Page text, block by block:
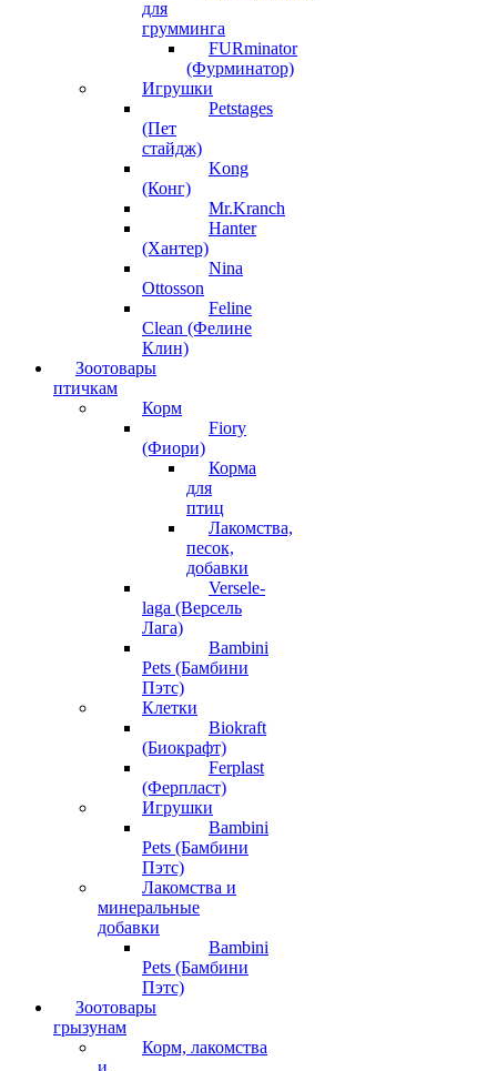
для
грумминга
FURminator
(Фурминатор)
Игрушки
Petstages
(Пет
стайдж)
Kong
(Конг)
Mr.Kranch
Hanter
(Хантер)
Nina
Ottosson
Feline
Clean (Фелине
Клин)
Зоотовары
птичкам
Корм
Fiory
(Фиори)
Корма
для
птиц
Лакомства,
песок,
добавки
Versele-
laga (Версель
Лага)
Bambini
Pets (Бамбини
Пэтс)
Клетки
Biokraft
(Биокрафт)
Ferplast
(Ферпласт)
Игрушки
Bambini
Pets (Бамбини
Пэтс)
Лакомства и
минеральные
добавки
Bambini
Pets (Бамбини
Пэтс)
Зоотовары
грызунам
Корм, лакомства
и